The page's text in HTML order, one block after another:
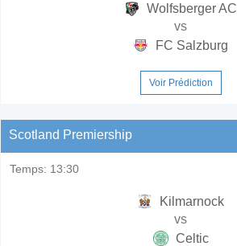
Wolfsberger AC
vs
FC Salzburg
Voir Prédiction
Scotland Premiership
Temps: 13:30
Kilmarnock
vs
Celtic